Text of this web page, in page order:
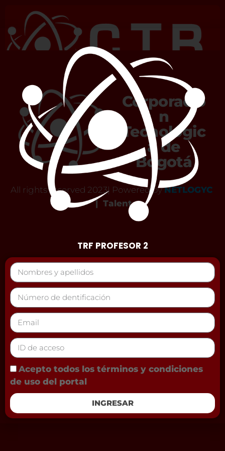
Finalizar VIDEOLLAMADA
Corporació
n
Tecnológic
a de
Bogotá
All rights reserved 2023| Powered byNETLOGYC
|
Talent
TRF PROFESOR 2
Acepto todos los términos y condiciones
de uso del portal
INGRESAR